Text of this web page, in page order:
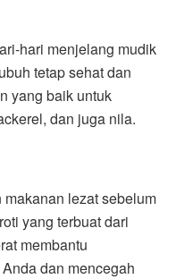
hari menjelang mudik
tetap sehat dan
yang baik untuk
dan juga nila.
lezat sebelum
yang terbuat dari
membantu
dan mencegah